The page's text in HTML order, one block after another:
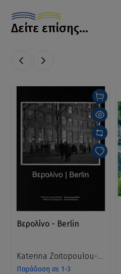
Δείτε επίσης...
Βερολίνο - Berlin
Katerina Zoitopoulou-
Mavrokefalidou
Παράδοση σε 1-3